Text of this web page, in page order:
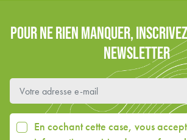
POUR NE RIEN MANQUER,
NEWSLETTER
En cochant cette case, vous